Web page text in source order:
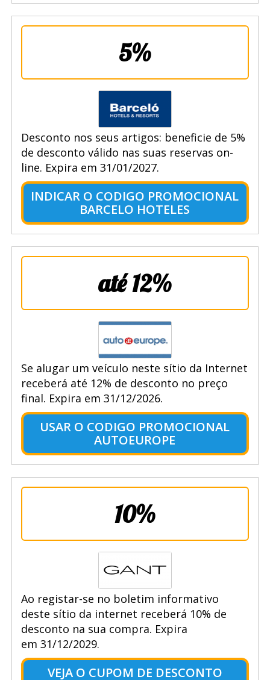
5%
Desconto nos seus artigos: beneficie de 5%
de desconto válido nas suas reservas on-
line. Expira em 31/01/2027.
INDICAR O CODIGO PROMOCIONAL
BARCELO HOTELES
até 12%
Se alugar um veículo neste sítio da Internet
receberá até 12% de desconto no preço
final. Expira em 31/12/2026.
USAR O CODIGO PROMOCIONAL
AUTOEUROPE
10%
Ao registar-se no boletim informativo
deste sítio da internet receberá 10% de
desconto na sua compra. Expira
em 31/12/2029.
VEJA O CUPOM DE DESCONTO